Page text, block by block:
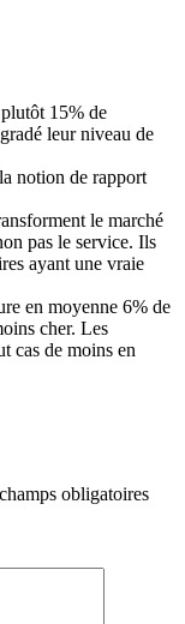
plutôt 15% de
leur niveau de
notion de rapport
le marché
pas le service. Ils
ayant une vraie
en moyenne 6% de
cher. Les
cas de moins en
obligatoires